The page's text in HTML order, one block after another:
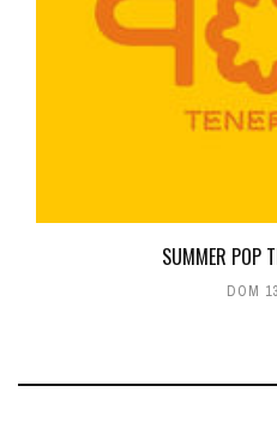
SUMMER POP
DOM